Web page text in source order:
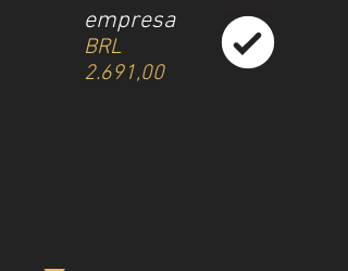
empresa
BRL
2.691,00